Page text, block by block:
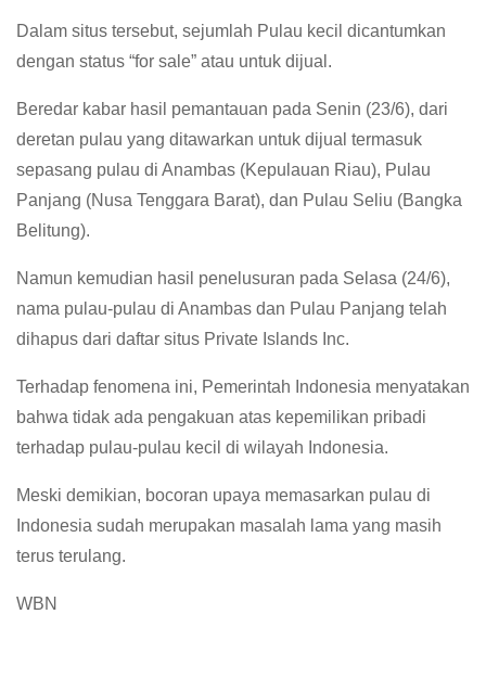
Dalam situs tersebut, sejumlah Pulau kecil dicantumkan
dengan status “for sale” atau untuk dijual.
Beredar kabar hasil pemantauan pada Senin (23/6), dari
deretan pulau yang ditawarkan untuk dijual termasuk
sepasang pulau di Anambas (Kepulauan Riau), Pulau
Panjang (Nusa Tenggara Barat), dan Pulau Seliu (Bangka
Belitung).
Namun kemudian hasil penelusuran pada Selasa (24/6),
nama pulau-pulau di Anambas dan Pulau Panjang telah
dihapus dari daftar situs Private Islands Inc.
Terhadap fenomena ini, Pemerintah Indonesia menyatakan
bahwa tidak ada pengakuan atas kepemilikan pribadi
terhadap pulau-pulau kecil di wilayah Indonesia.
Meski demikian, bocoran upaya memasarkan pulau di
Indonesia sudah merupakan masalah lama yang masih
terus terulang.
WBN